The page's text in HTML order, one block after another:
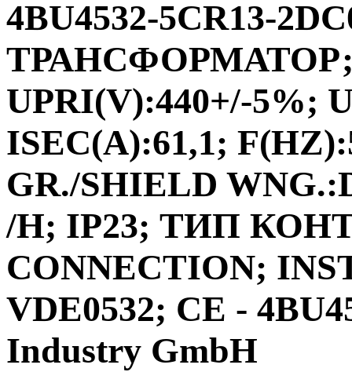
4BU4532-5CR13-
UPRI(V):440+/-5%;
ISEC(A):61,1;
GR./SHIELD
/H; IP23; ТИП
CONNECTION;
VDE0532; CE -
Industry GmbH